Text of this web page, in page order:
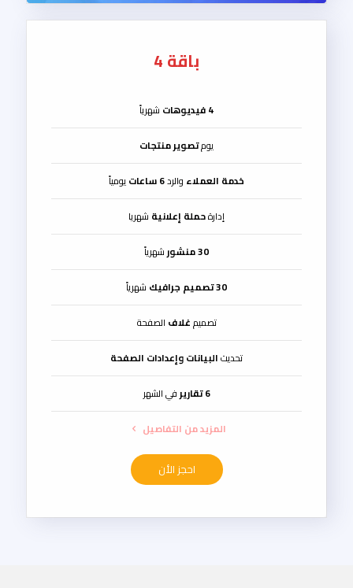
باقة 4
4 فيديوهات شهرياً
يومتصوير منتجات
خدمة العملاء والرد6 ساعات يومياً
إدارةحملة إعلانية شهريا
30 منشور شهرياً
30 تصميم جرافيك شهرياً
تصميمغلاف الصفحة
تحديثالبيانات وإعدادات الصفحة
6 تقارير في الشهر
المزيد من التفاصيل
احجز الأن